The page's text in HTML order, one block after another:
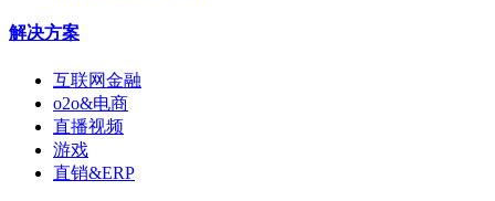
解决方案
互联网金融
o2o&电商
直播视频
游戏
直销&ERP